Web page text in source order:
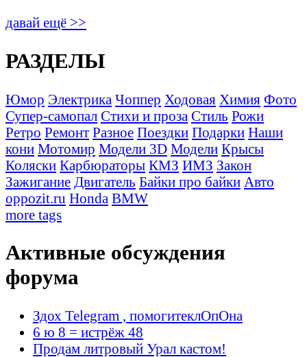
давай ещё >>
РАЗДЕЛЫ
Юмор Электрика Чоппер Ходовая Химия Фото
Супер-самопал Стихи и проза Стиль Рожи
Ретро Ремонт Разное Поездки Подарки Наши
кони Мотомир Модели 3D Модели Крысы
Коляски Карбюраторы КМЗ ИМЗ Закон
Зажигание Двигатель Байки про байки Авто
oppozit.ru Honda BMW
more tags
Активные обсуждения
форума
Здох Telegram , помогитеклОпОна
6 ю 8 = истрёж 48
Продам литровый Урал кастом!